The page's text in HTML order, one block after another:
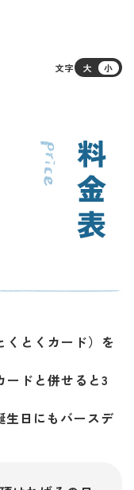
文字 大 小
くとくカード）を
ードと併せると3
生日にもバースデ